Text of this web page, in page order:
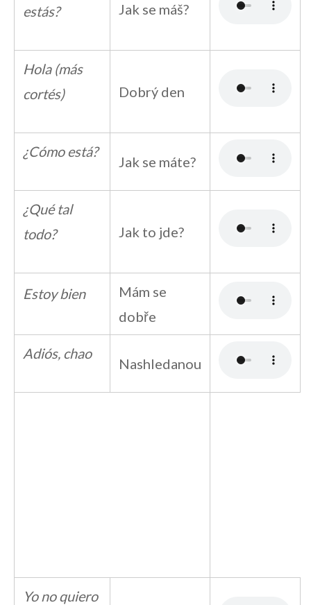
estás?
Jak se máš?
Hola (más
cortés)
Dobrý den
¿Cómo está?
Jak se máte?
¿Qué tal
todo?
Jak to jde?
Estoy bien
Mám se
dobře
Adiós, chao
Nashledanou
Yo no quiero